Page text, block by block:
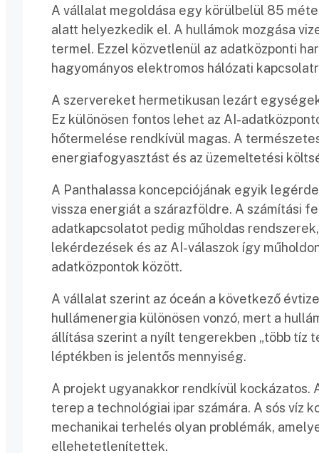
A vállalat megoldása egy körülbelül 85
alatt helyezkedik el. A hullámok mozgása
termel. Ezzel közvetlenül az adatközponti
hagyományos elektromos hálózati
A szervereket hermetikusan lezárt
Ez különösen fontos lehet az AI-
hőtermelése rendkívül magas. A
energiafogyasztást és az üzemeltetési
A Panthalassa koncepciójának egyik
vissza energiát a szárazföldre. A számítási
adatkapcsolatot pedig műholdas
lekérdezések és az AI-válaszok így
adatközpontok között.
A vállalat szerint az óceán a következő
hullámenergia különösen vonzó, mert a
állítása szerint a nyílt tengerekben „több tíz
léptékben is jelentős mennyiség.
A projekt ugyanakkor rendkívül
terep a technológiai ipar számára. A sós víz
mechanikai terhelés olyan problémák,
ellehetetlenítettek.